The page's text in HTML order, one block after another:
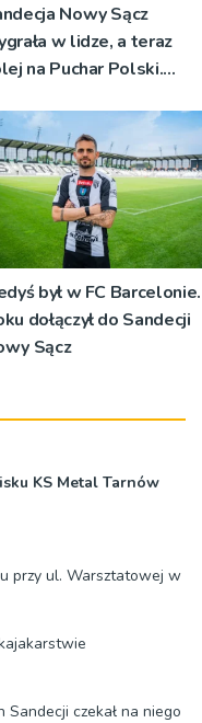
Nowy Sącz
w lidze, a teraz
na Puchar Polski.
był w FC Barcelonie.
dołączył do Sandecji
Sącz
KS Metal Tarnów
przy ul. Warsztatowej w
czekał na niego